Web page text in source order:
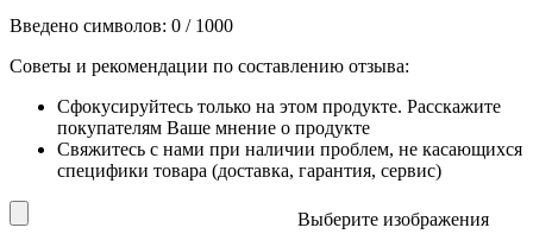
Введено символов: 0 / 1000
Советы и рекомендации по составлению отзыва:
Сфокусируйтесь только на этом продукте. Расскажите
покупателям Ваше мнение о продукте
Свяжитесь с нами при наличии проблем, не касающихся
специфики товара (доставка, гарантия, сервис)
Выберите изображения